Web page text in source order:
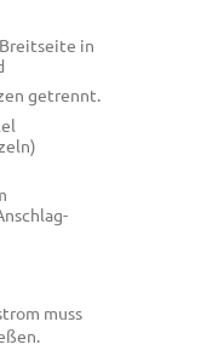
in
getrennt.
muss